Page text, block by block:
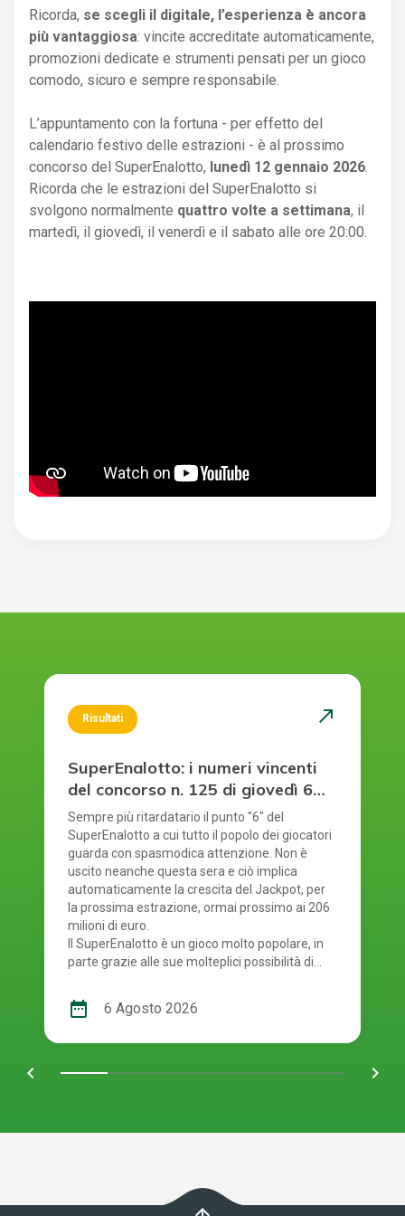
Ricorda, se scegli il digitale, l’esperienza è ancora
più vantaggiosa: vincite accreditate automaticamente,
promozioni dedicate e strumenti pensati per un gioco
comodo, sicuro e sempre responsabile.
L’appuntamento con la fortuna - per effetto del
calendario festivo delle estrazioni - è al prossimo
concorso del SuperEnalotto, lunedì 12 gennaio 2026
Ricorda che le estrazioni del SuperEnalotto si
svolgono normalmente quattro volte a settimana, il
martedì, il giovedì, il venerdì e il sabato alle ore 20:00.
Risultati north_east
SuperEnalotto: i numeri vincenti
del concorso n. 125 di giovedì 6
agosto 2026
Sempre più ritardatario il punto "6" del
SuperEnalotto a cui tutto il popolo dei giocatori
guarda con spasmodica attenzione. Non è
uscito neanche questa sera e ciò implica
automaticamente la crescita del Jackpot, per
la prossima estrazione, ormai prossimo ai 206
milioni di euro.
Il SuperEnalotto è un gioco molto popolare, in
parte grazie alle sue molteplici possibilità di
estrazione bisogna verificare diversi risultati.
Per gestire tutto facilmente e rapidamente,
semplice incassare eventuali vincite E' giunto il
Numero Jolly 15, Numero SuperStar 19
date_range 6 Agosto 2026
chevron_left navigate_next